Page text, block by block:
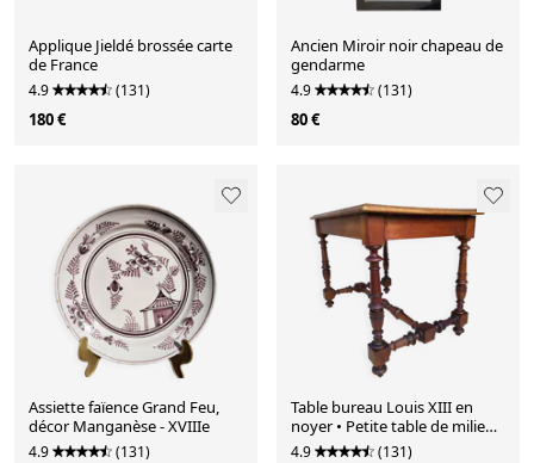
Applique Jieldé brossée carte
de France
4.9 (131)
180 €
Ancien Miroir noir chapeau de
gendarme
4.9 (131)
80 €
Assiette faïence Grand Feu,
décor Manganèse - XVIIIe
4.9 (131)
Table bureau Louis XIII en
noyer • Petite table de milieu
style Renaissance
4.9 (131)